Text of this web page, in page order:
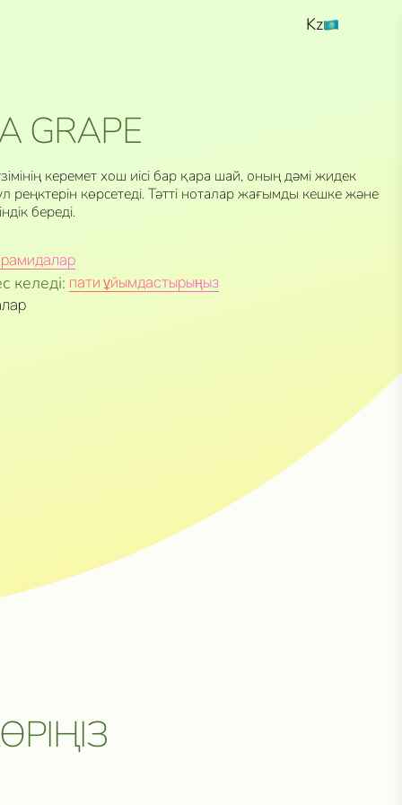
Kz
GRAPE
керемет хош иісі бар қара шай, оның дәмі жидек
реңктерін көрсетеді. Тәтті ноталар жағымды кешке және
береді.
келеді: пати ұйымдастырыңыз